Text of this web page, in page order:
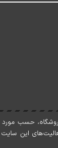
حسب مورد
اين سايت